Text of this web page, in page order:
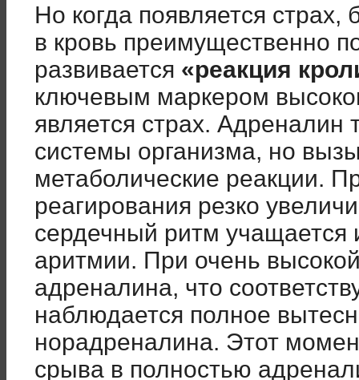
Но когда появляется страх,
в кровь преимущественно
развивается «реакция
ключевым маркером
является страх. Адреналин
системы организма, но
метаболические реакции.
реагирования резко
сердечный ритм учащается
аритмии. При очень
адреналина, что
наблюдается полное
норадреналина. Этот
срыва в полностью